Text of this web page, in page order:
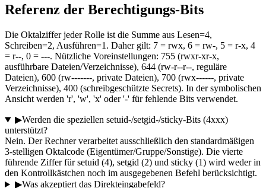
Referenz der Berechtigungs-Bits
Die Oktalziffer jeder Rolle ist die Summe aus Lesen=4,
Schreiben=2, Ausführen=1. Daher gilt: 7 = rwx, 6 = rw-, 5 = r-x, 4
= r--, 0 = ---. Nützliche Voreinstellungen: 755 (rwxr-xr-x,
ausführbare Dateien/Verzeichnisse), 644 (rw-r--r--, reguläre
Dateien), 600 (rw-------, private Dateien), 700 (rwx------, private
Verzeichnisse), 400 (schreibgeschützte Secrets). In der symbolischen
Ansicht werden 'r', 'w', 'x' oder '-' für fehlende Bits verwendet.
▶Werden die speziellen setuid-/setgid-/sticky-Bits (4xxx)
unterstützt?
Nein. Der Rechner verarbeitet ausschließlich den standardmäßigen
3-stelligen Oktalcode (Eigentümer/Gruppe/Sonstige). Die vierte
führende Ziffer für setuid (4), setgid (2) und sticky (1) wird weder in
den Kontrollkästchen noch im ausgegebenen Befehl berücksichtigt.
▶Was akzeptiert das Direkteingabefeld?